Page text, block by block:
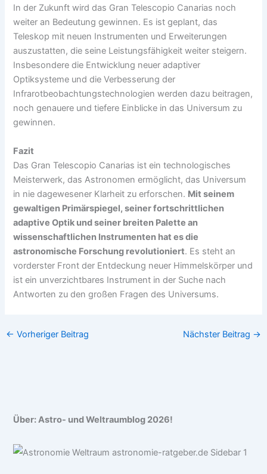
In der Zukunft wird das Gran Telescopio Canarias noch
weiter an Bedeutung gewinnen. Es ist geplant, das
Teleskop mit neuen Instrumenten und Erweiterungen
auszustatten, die seine Leistungsfähigkeit weiter steigern.
Insbesondere die Entwicklung neuer adaptiver
Optiksysteme und die Verbesserung der
Infrarotbeobachtungstechnologien werden dazu beitragen,
noch genauere und tiefere Einblicke in das Universum zu
gewinnen.
Fazit
Das Gran Telescopio Canarias ist ein technologisches
Meisterwerk, das Astronomen ermöglicht, das Universum
in nie dagewesener Klarheit zu erforschen. Mit seinem
gewaltigen Primärspiegel, seiner fortschrittlichen
adaptive Optik und seiner breiten Palette an
wissenschaftlichen Instrumenten hat es die
astronomische Forschung revolutioniert. Es steht an
vorderster Front der Entdeckung neuer Himmelskörper und
ist ein unverzichtbares Instrument in der Suche nach
Antworten zu den großen Fragen des Universums.
← Vorheriger Beitrag Nächster Beitrag →
Über: Astro- und Weltraumblog 2026!